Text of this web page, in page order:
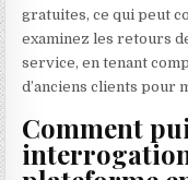
gratuites, ce qui peut
examinez les retours
service, en tenant
d’anciens clients pour
Comment